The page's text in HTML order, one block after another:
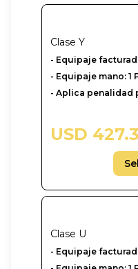
Clase Y
-‎ Equipaje
- Equipaje mano: 1
- Aplica penalidad
USD
Clase U
-‎ Equipaje